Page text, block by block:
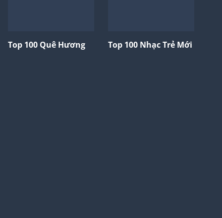
Top 100 Quê Hương Top 100 Nhạc Trẻ Mới